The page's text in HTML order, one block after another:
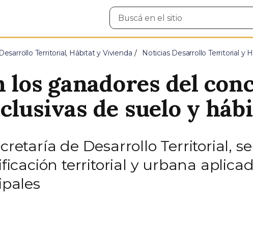
Buscar
en
Territorial, Hábitat y Vivienda Noticias Desarrollo Territorial y
los ganadores del
de suelo y
de Desarrollo Territorial,
territorial y urbana